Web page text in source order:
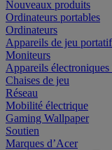
Nouveaux produits
Ordinateurs portables
Ordinateurs
Appareils de jeu
Moniteurs
Appareils électroniques
Chaises de jeu
Réseau
Mobilité électrique
Gaming Wallpaper
Soutien
Marques d’Acer